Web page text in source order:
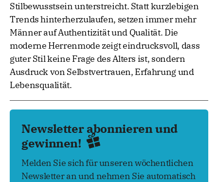
Stilbewusstsein unterstreicht. Statt kurzlebigen
Trends hinterherzulaufen, setzen immer mehr
Männer auf Authentizität und Qualität. Die
moderne Herrenmode zeigt eindrucksvoll, dass
guter Stil keine Frage des Alters ist, sondern
Ausdruck von Selbstvertrauen, Erfahrung und
Lebensqualität.
Newsletter abonnieren und
gewinnen!
Melden Sie sich für unseren wöchentlichen
Newsletter an und nehmen Sie automatisch